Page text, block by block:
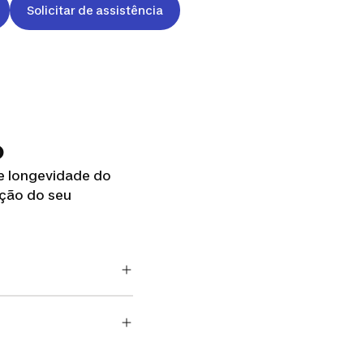
Solicitar de assistência
longevidade do
do seu